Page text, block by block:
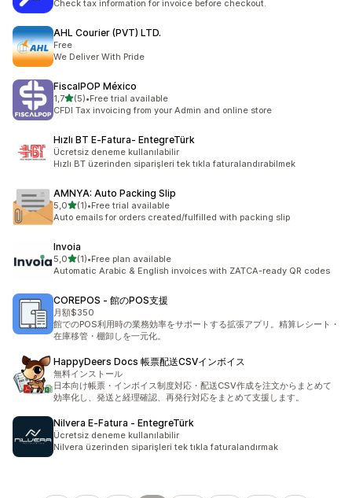
Check tax information for invoice before checkout.
AHL Courier (PVT) LTD.
Free
We Deliver With Pride
FiscalPOP México
1,75 yıldız üzerinden
(5)
toplam 5 değerlendirme
•Free trial available
CFDI Tax invoicing from your Admin and online store
Hızlı BT E‑Fatura‑ EntegreTürk
Ücretsiz deneme kullanılabilir
Hızlı BT üzerinden siparişleri tek tıkla faturalandırabilmek
AMNYA: Auto Packing Slip
5,05 yıldız üzerinden
(1)
toplam 1 değerlendirme
•Free trial available
Auto emails for orders created/fulfilled with packing slip
Invoia
5,05 yıldız üzerinden
(1)
toplam 1 değerlendirme
•Free plan available
Automatic Arabic & English invoices with ZATCA-ready QR codes
COREPOS ‑ 館のPOS支援
月額$350
館でのPOS利用時の業務効率をサポートする拡張アプリ。精算レシート・
在庫移管・棚卸しを一元化。
HappyDeers Docs 帳票配送CSVインボイス
無料インストール
日本向け帳票・インボイス制度対応・配送CSV作成を注文からまとめて
効率化し、発送と経理確認、再発行対応をまとめて支援します。
Nilvera E‑Fatura ‑ EntegreTürk
Ücretsiz deneme kullanılabilir
Nilvera üzerinden siparişleri tek tıkla faturalandırmak